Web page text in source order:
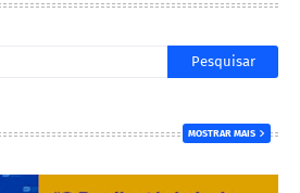
MOSTRAR MAIS